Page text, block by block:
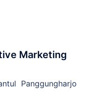
Marketing
Panggungharjo